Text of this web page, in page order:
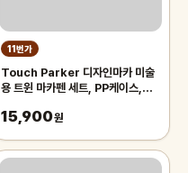
11번가
Touch Parker 디자인마카 미술
용 트윈 마카펜 세트, PP케이스,
15,900원